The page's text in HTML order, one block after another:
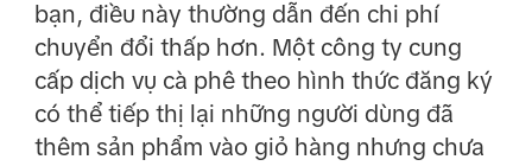
bạn, điều này thường dẫn đến chi phí
chuyển đổi thấp hơn. Một công ty cung
cấp dịch vụ cà phê theo hình thức đăng ký
có thể tiếp thị lại những người dùng đã
thêm sản phẩm vào giỏ hàng nhưng chưa